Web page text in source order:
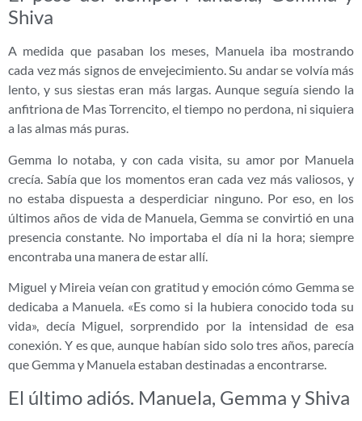
Shiva
A medida que pasaban los meses, Manuela iba mostrando
cada vez más signos de envejecimiento. Su andar se volvía más
lento, y sus siestas eran más largas. Aunque seguía siendo la
anfitriona de Mas Torrencito, el tiempo no perdona, ni siquiera
a las almas más puras.
Gemma lo notaba, y con cada visita, su amor por Manuela
crecía. Sabía que los momentos eran cada vez más valiosos, y
no estaba dispuesta a desperdiciar ninguno. Por eso, en los
últimos años de vida de Manuela, Gemma se convirtió en una
presencia constante. No importaba el día ni la hora; siempre
encontraba una manera de estar allí.
Miguel y Mireia veían con gratitud y emoción cómo Gemma se
dedicaba a Manuela. «Es como si la hubiera conocido toda su
vida», decía Miguel, sorprendido por la intensidad de esa
conexión. Y es que, aunque habían sido solo tres años, parecía
que Gemma y Manuela estaban destinadas a encontrarse.
El último adiós. Manuela, Gemma y Shiva